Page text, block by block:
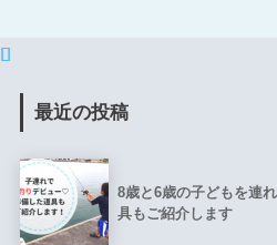
最近の投稿
8歳と6歳の子どもを連
具もご紹介します